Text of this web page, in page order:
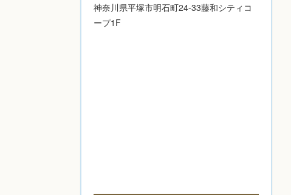
神奈川県平塚市明石町24-33藤和シティコ
ープ1F